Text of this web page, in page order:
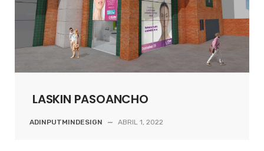
LASKIN PASOANCHO
ADINPUTMINDESIGN — ABRIL 1, 2022